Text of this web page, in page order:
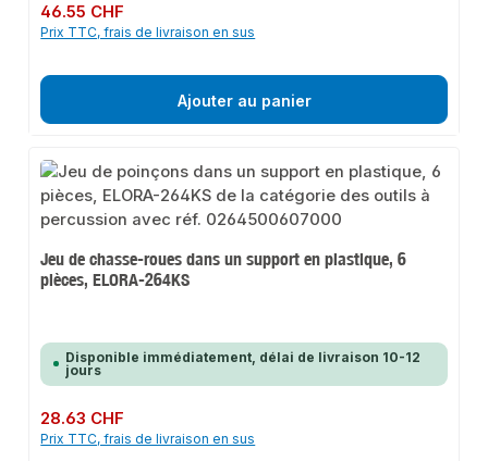
Prix régulier :
46.55 CHF
Prix TTC, frais de livraison en sus
Ajouter au panier
Jeu de chasse-roues dans un support en plastique, 6
pièces, ELORA-264KS
Disponible immédiatement, délai de livraison 10-12
jours
Prix régulier :
28.63 CHF
Prix TTC, frais de livraison en sus